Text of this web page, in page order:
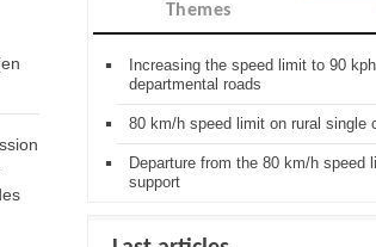
Themes
Increasing the speed limit to 90
departmental roads
80 km/h speed limit on rural single
Departure from the 80 km/h speed
support